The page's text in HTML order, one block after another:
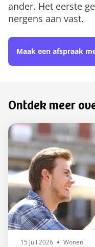
ander. Het eerste
nergens aan vast.
Maak een afspraak
Ontdek meer
15 juli 2026 Wonen